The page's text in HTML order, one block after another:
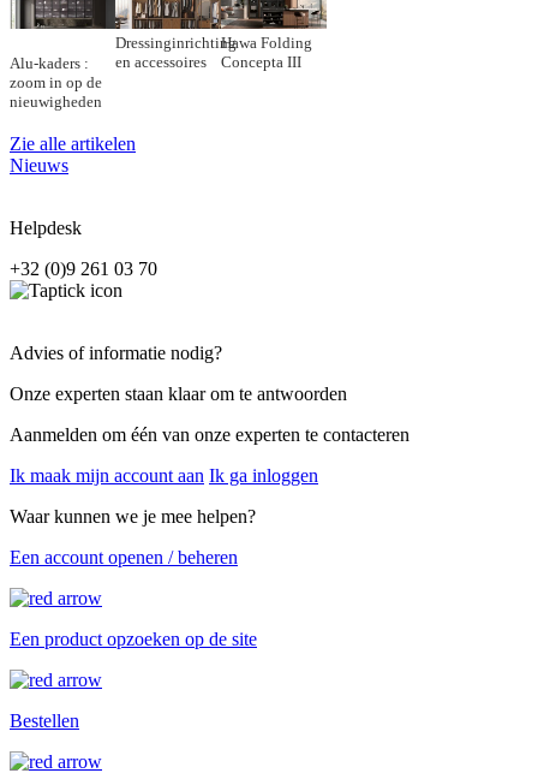
Alu-kaders :
zoom in op de
nieuwigheden
Dressinginrichting
en accessoires
Hawa Folding
Concepta III
Zie alle artikelen
Nieuws
Helpdesk
+32 (0)9 261 03 70
Advies of informatie nodig?
Onze experten staan klaar om te antwoorden
Aanmelden om één van onze experten te contacteren
Ik maak mijn account aan Ik ga inloggen
Waar kunnen we je mee helpen?
Een account openen / beheren
Een product opzoeken op de site
Bestellen